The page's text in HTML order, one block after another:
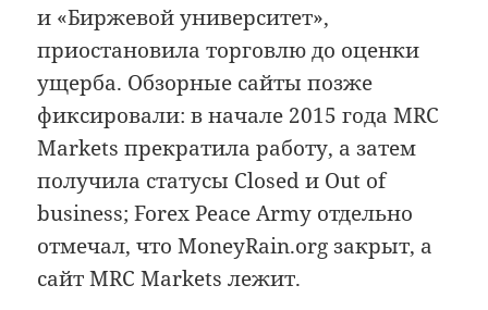
и «Биржевой университет»,
приостановила торговлю до оценки
ущерба. Обзорные сайты позже
фиксировали: в начале 2015 года MRC
Markets прекратила работу, а затем
получила статусы Closed и Out of
business; Forex Peace Army отдельно
отмечал, что MoneyRain.org закрыт, а
сайт MRC Markets лежит.